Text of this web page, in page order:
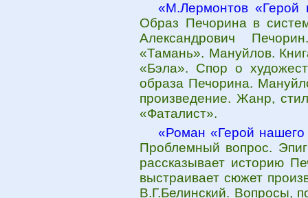
«М.Лермонтов «Герой
Образ Печорина в
Александрович
«Тамань». Мануйлов.
«Бэла». Спор о
образа Печорина.
произведение. Жанр,
«Фаталист».
«Роман «Герой
Проблемный вопрос.
рассказывает историю
выстраивает сюжет
В.Г.Белинский. Вопросы,